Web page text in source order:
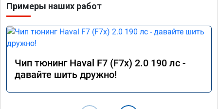
Примеры наших работ
Чип тюнинг Haval F7 (F7x) 2.0 190 лс -
давайте шить дружно!